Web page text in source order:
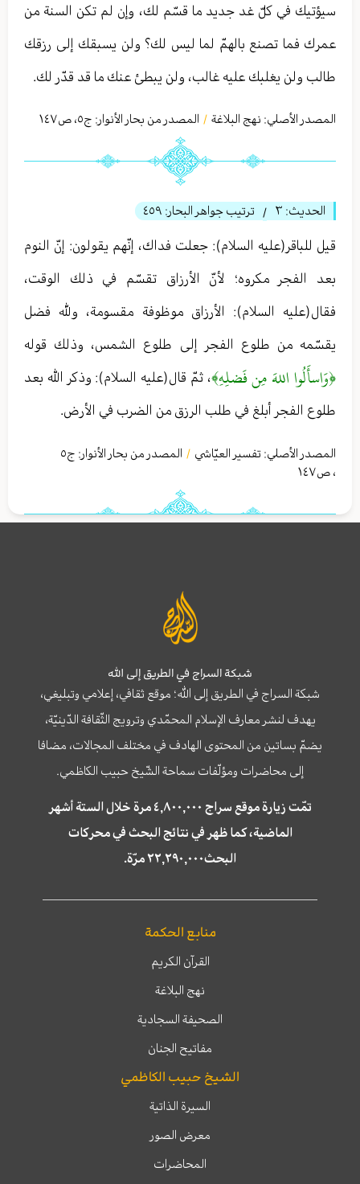
سيؤتيك في كلّ غد جديد ما قسّم لك، وإن لم تكن السنة من
عمرك فما تصنع بالهمّ لما ليس لك؟ ولن يسبقك إلى رزقك
طالب ولن يغلبك عليه غالب، ولن يبطئ عنك ما قد قدّر لك.
المصدر الأصلي: نهج البلاغة / المصدر من بحار الأنوار: ج٥، ص١٤٧
الحديث: ٣ / ترتيب جواهر البحار: ٤٥٩
قيل للباقر(عليه السلام): جعلت فداك، إنّهم يقولون: إنّ النوم
بعد الفجر مكروه؛ لأنّ الأرزاق تقسّم في ذلك الوقت،
فقال(عليه السلام): الأرزاق موظوفة مقسومة، وللّٰه فضل
يقسّمه من طلوع الفجر إلى طلوع الشمس، وذلك قوله
﴿وَاسأَلُوا اللهَ مِن فَضلِهِ﴾، ثمّ قال(عليه السلام): وذكر الله بعد
طلوع الفجر أبلغ في طلب الرزق من الضرب في الأرض.
المصدر الأصلي: تفسير العيّاشي / المصدر من بحار الأنوار: ج٥
، ص١٤٧
شبكة السراج في الطريق إلى الله
شبكة السراج في الطريق إلى الله؛ موقع ثقافي، إعلامي وتبليغي،
يهدف لنشر معارف الإسلام المحمّدي وترويج الثّقافة الدّينيّة،
يضمّ بساتين من المحتوى الهادف في مختلف المجالات، مضافا
إلى محاضرات ومؤلّفات سماحة الشّيخ حبيب الكاظمي.
تمّت زيارة موقع سراج ٤,٨٠٠,٠٠٠ مرة خلال الستة أشهر
الماضية، كما ظهر في نتائج البحث في محركات
البحث٢٢,٢٩٠,٠٠٠ مرّة.
منابع الحكمة
القرآن الكريم
نهج البلاغة
الصحيفة السجادية
مفاتيح الجنان
الشيخ حبيب الكاظمي
السيرة الذاتية
معرض الصور
المحاضرات